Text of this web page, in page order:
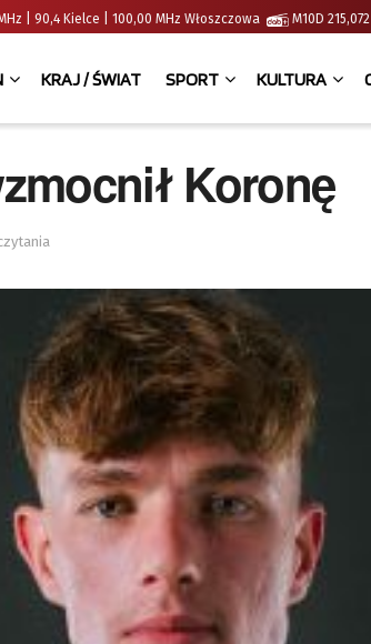
| 90,4 Kielce | 100,00 MHz Włoszczowa M10D
KRAJ / ŚWIAT SPORT KULTURA
Koronę